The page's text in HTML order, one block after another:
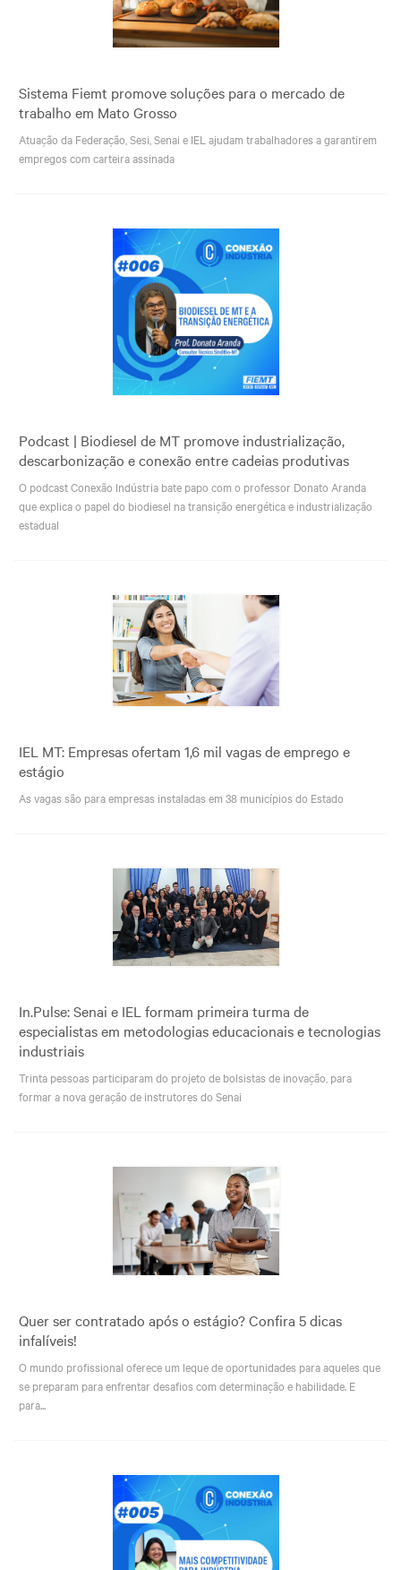
Sistema Fiemt promove soluções para o mercado de
trabalho em Mato Grosso
Atuação da Federação, Sesi, Senai e IEL ajudam trabalhadores a garantirem
empregos com carteira assinada
Podcast | Biodiesel de MT promove industrialização,
descarbonização e conexão entre cadeias produtivas
O podcast Conexão Indústria bate papo com o professor Donato Aranda
que explica o papel do biodiesel na transição energética e industrialização
estadual
IEL MT: Empresas ofertam 1,6 mil vagas de emprego e
estágio
As vagas são para empresas instaladas em 38 municípios do Estado
In.Pulse: Senai e IEL formam primeira turma de
especialistas em metodologias educacionais e tecnologias
industriais
Trinta pessoas participaram do projeto de bolsistas de inovação, para
formar a nova geração de instrutores do Senai
Quer ser contratado após o estágio? Confira 5 dicas
infalíveis!​
O mundo profissional oferece um leque de oportunidades para aqueles que
se preparam para enfrentar desafios com determinação e habilidade. E
para...